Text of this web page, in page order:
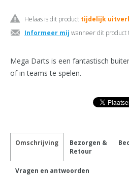
Helaas is dit product tijdelijk
Informeer mij wanneer dit product
Mega Darts is een fantastisch
of in teams te spelen.
Omschrijving
Bezorgen &
Retour
Vragen en antwoorden